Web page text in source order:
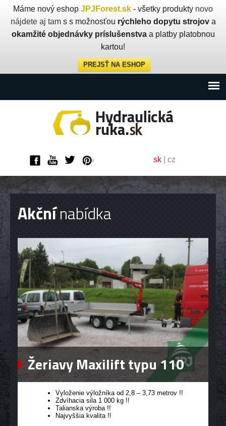
Máme nový eshop JPJForest.sk - všetky produkty novo
nájdete aj tams s možnosťou rýchleho dopytu strojova
okamžité objednávky príslušenstvaa platby platobnou
kartou!
PREJSŤ NA ESHOP
sk cz
Akčnínabídka
Žeriavy Maxilift typu 110
Vyloženie výložníka od 2,8 – 3,73 metrov !!
Zdvíhacia sila 1 000 kg !!
Talianska výroba !!
Najvyššia kvalita !!